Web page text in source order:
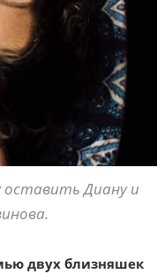
оставить Диану и
двух близняшек